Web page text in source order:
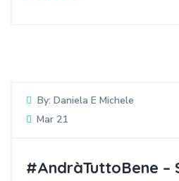
By: Daniela E Michele
Mar 21
#AndràTuttoBene –